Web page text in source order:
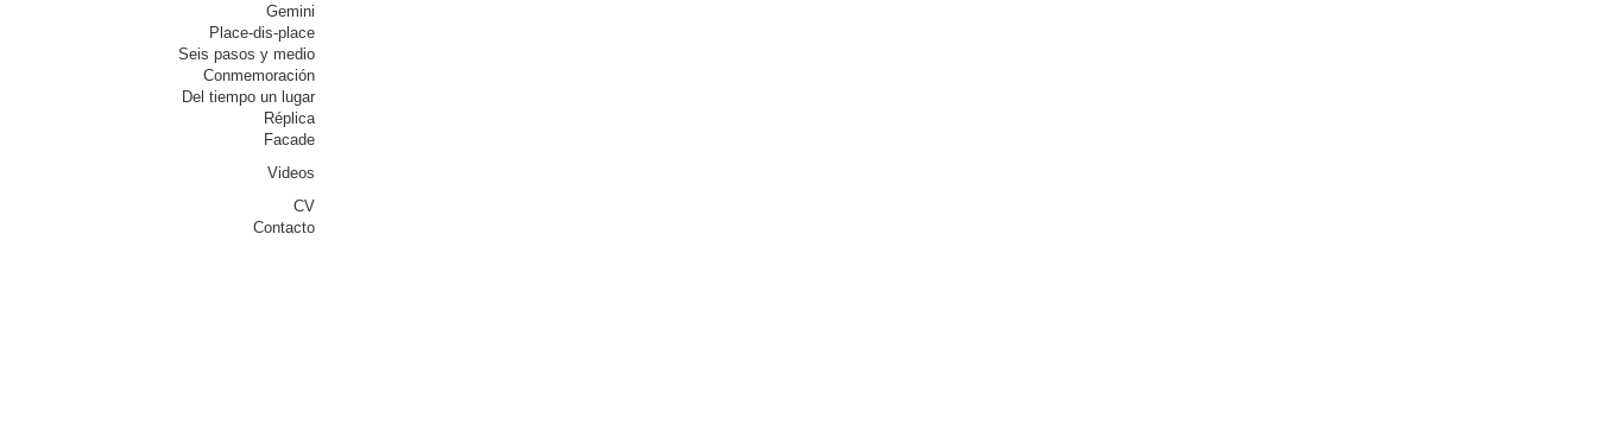
Gemini
Place-dis-place
Seis pasos y medio
Conmemoración
Del tiempo un lugar
Réplica
Facade
Videos
CV
Contacto